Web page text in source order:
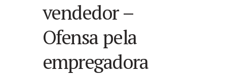
vendedor –
Ofensa pela
empregadora